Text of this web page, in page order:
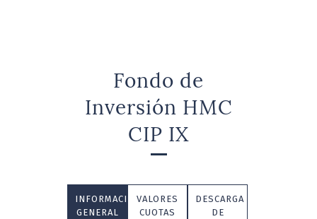
Fondo de
Inversión HMC
CIP IX
INFORMACIÓN
GENERAL
VALORES
CUOTAS
DESCARGA
DE